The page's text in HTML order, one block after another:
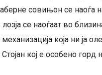
совињон се наоѓа
се наоѓаат во
која ни ја
кој е особено горд